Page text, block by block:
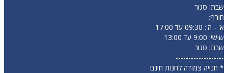
שבת: סגור
חורף:
א' - ה': 09:30 עד 17:00
שישי: 9:00 עד 13:00
שבת: סגור
-------------------
* חנייה צמודה לחנות חינם